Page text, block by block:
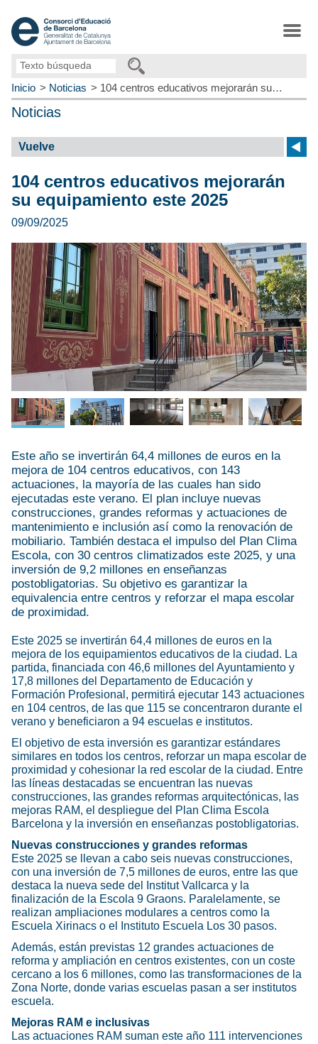
Texto
Inicio
Noticias 104 centros educativos mejorarán su…
Noticias
Vuelve
104 centros educativos mejorarán
su equipamiento este 2025
09/09/2025
Este año se invertirán 64,4 millones de euros en la
mejora de 104 centros educativos, con 143
actuaciones, la mayoría de las cuales han sido
ejecutadas este verano. El plan incluye nuevas
construcciones, grandes reformas y actuaciones de
mantenimiento e inclusión así como la renovación de
mobiliario. También destaca el impulso del Plan Clima
Escola, con 30 centros climatizados este 2025, y una
inversión de 9,2 millones en enseñanzas
postobligatorias. Su objetivo es garantizar la
equivalencia entre centros y reforzar el mapa escolar
de proximidad.
Este 2025 se invertirán 64,4 millones de euros en la
mejora de los equipamientos educativos de la ciudad. La
partida, financiada con 46,6 millones del Ayuntamiento y
17,8 millones del Departamento de Educación y
Formación Profesional, permitirá ejecutar 143 actuaciones
en 104 centros, de las que 115 se concentraron durante el
verano y beneficiaron a 94 escuelas e institutos.
El objetivo de esta inversión es garantizar estándares
similares en todos los centros, reforzar un mapa escolar de
proximidad y cohesionar la red escolar de la ciudad. Entre
las líneas destacadas se encuentran las nuevas
construcciones, las grandes reformas arquitectónicas, las
mejoras RAM, el despliegue del Plan Clima Escola
Barcelona y la inversión en enseñanzas postobligatorias.
Nuevas construcciones y grandes reformas
Este 2025 se llevan a cabo seis nuevas construcciones,
con una inversión de 7,5 millones de euros, entre las que
destaca la nueva sede del Institut Vallcarca y la
finalización de la Escola 9 Graons. Paralelamente, se
realizan ampliaciones modulares a centros como la
Escuela Xirinacs o el Instituto Escuela Los 30 pasos.
Además, están previstas 12 grandes actuaciones de
reforma y ampliación en centros existentes, con un coste
cercano a los 6 millones, como las transformaciones de la
Zona Norte, donde varias escuelas pasan a ser institutos
escuela.
Mejoras RAM e inclusivas
Las actuaciones RAM suman este año 111 intervenciones